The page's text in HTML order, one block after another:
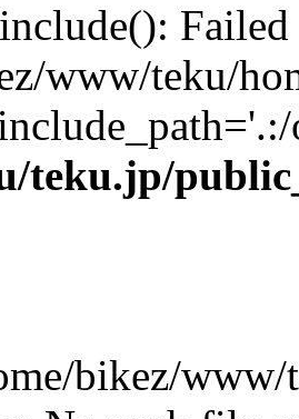
www/teku/
teku.jp/
bikez/www/